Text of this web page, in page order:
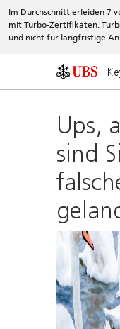
Im Durchschnitt erleiden 7
mit Turbo-Zertifikaten.
und nicht für langfristige
Ups,
sind